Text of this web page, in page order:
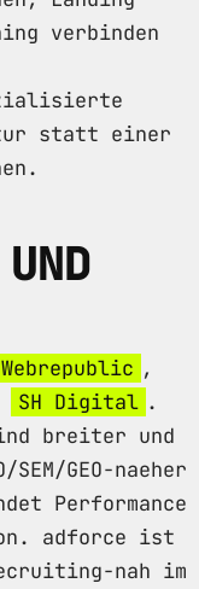
verbinden
statt einer
Webrepublic ,
SH Digital .
breiter und
GEO-naeher
Performance
adforce ist
nah im